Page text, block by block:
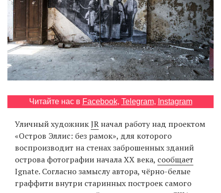
Читайте нас в Facebook, Telegram, Instagram
Уличный художникJR начал работу над проектом
«Остров Эллис: без рамок», для которого
воспроизводит на стенах заброшенных зданий
острова фотографии начала ХХ века, сообщает
Ignate. Согласно замыслу автора, чёрно-белые
граффити внутри старинных построек самого